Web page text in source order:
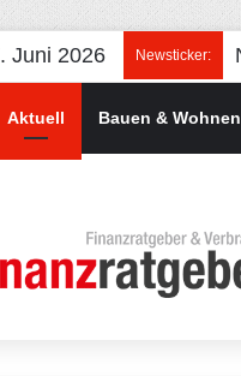
Juni 2026 Newsticker:
Aktuell Bauen & Wohnen